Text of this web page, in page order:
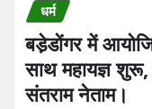
धर्म
बडे़डोंगर में
साथ महायज्ञ शुरू,
संतराम नेताम।